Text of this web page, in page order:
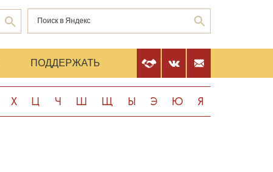
ПОДДЕРЖАТЬ
Х Ц Ч Ш Щ Ы Э Ю Я